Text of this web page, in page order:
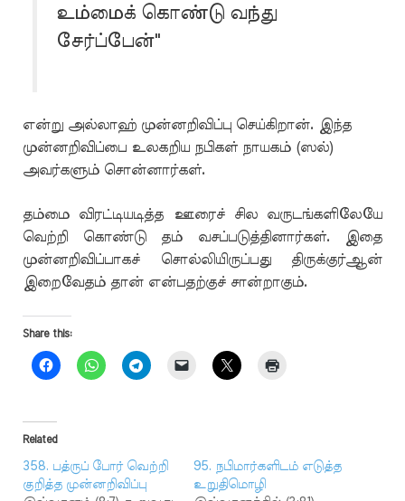
உம்மைக் கொண்டு வந்து
சேர்ப்பேன்"
என்று அல்லாஹ் முன்னறிவிப்பு செய்கிறான். இந்த
முன்னறிவிப்பை உலகறிய நபிகள் நாயகம் (ஸல்)
அவர்களும் சொன்னார்கள்.
தம்மை விரட்டியடித்த ஊரைச் சில வருடங்களிலேயே
வெற்றி கொண்டு தம் வசப்படுத்தினார்கள். இதை
முன்னறிவிப்பாகச் சொல்லியிருப்பது திருக்குர்ஆன்
இறைவேதம் தான் என்பதற்குச் சான்றாகும்.
Share this:
Related
358. பத்ருப் போர் வெற்றி
குறித்த முன்னறிவிப்பு
95. நபிமார்களிடம் எடுத்த
உறுதிமொழி